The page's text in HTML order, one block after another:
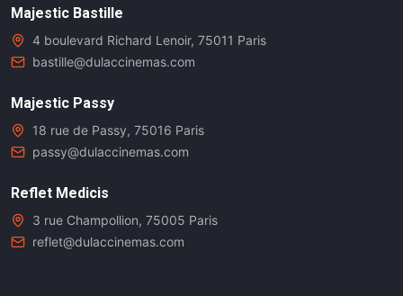
Majestic Bastille
4 boulevard Richard Lenoir, 75011 Paris
bastille@dulaccinemas.com
Majestic Passy
18 rue de Passy, 75016 Paris
passy@dulaccinemas.com
Reflet Medicis
3 rue Champollion, 75005 Paris
reflet@dulaccinemas.com